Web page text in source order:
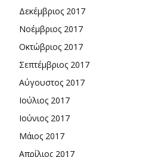
Δεκέμβριος 2017
Νοέμβριος 2017
Οκτώβριος 2017
Σεπτέμβριος 2017
Αύγουστος 2017
Ιούλιος 2017
Ιούνιος 2017
Μάιος 2017
Απρίλιος 2017